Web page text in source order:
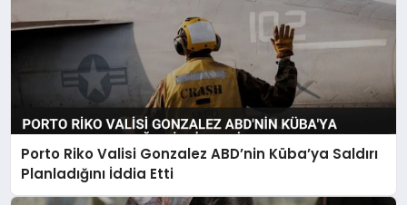
Porto Riko Valisi Gonzalez ABD’nin Küba’ya Saldırı
Planladığını İddia Etti